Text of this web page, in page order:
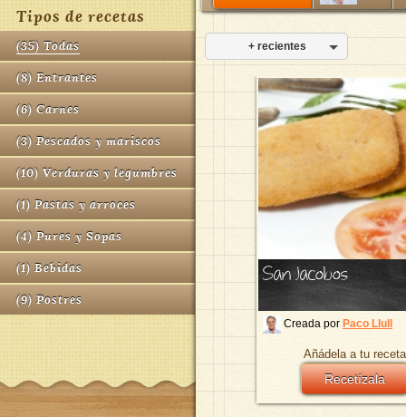
Tipos de recetas
(35) Todas
(8) Entrantes
(6) Carnes
(3) Pescados y mariscos
(10) Verduras y legumbres
(1) Pastas y arroces
(4) Pures y Sopas
(1) Bebidas
(9) Postres
+ recientes
San Jacobos
Creada por Paco Llull
Añádela a tu
Recetízala